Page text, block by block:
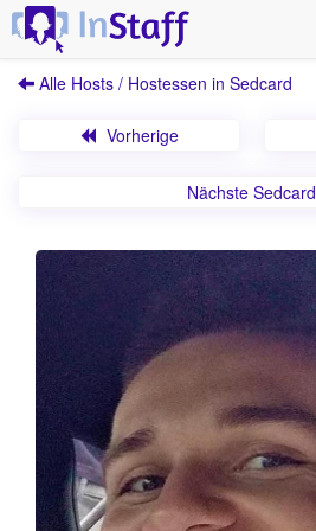
Alle Hosts / Hostessen in Sedcard
Vorherige
Nächste Sedcard